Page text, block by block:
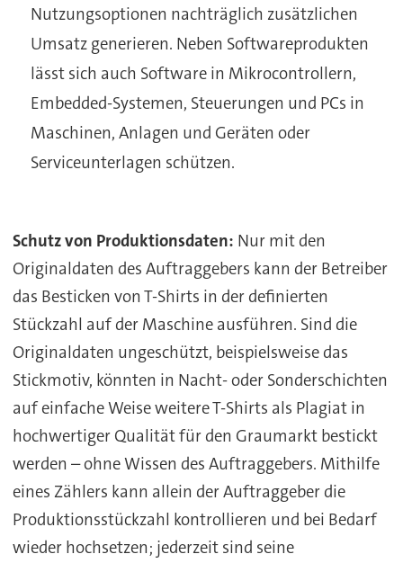
Nutzungsoptionen nachträglich zusätzlichen
Umsatz generieren. Neben Softwareprodukten
lässt sich auch Software in Mikrocontrollern,
Embedded-Systemen, Steuerungen und PCs in
Maschinen, Anlagen und Geräten oder
Serviceunterlagen schützen.
Schutz von Produktionsdaten: Nur mit den
Originaldaten des Auftraggebers kann der Betreiber
das Besticken von T-Shirts in der definierten
Stückzahl auf der Maschine ausführen. Sind die
Originaldaten ungeschützt, beispielsweise das
Stickmotiv, könnten in Nacht- oder Sonderschichten
auf einfache Weise weitere T-Shirts als Plagiat in
hochwertiger Qualität für den Graumarkt bestickt
werden – ohne Wissen des Auftraggebers. Mithilfe
eines Zählers kann allein der Auftraggeber die
Produktionsstückzahl kontrollieren und bei Bedarf
wieder hochsetzen; jederzeit sind seine